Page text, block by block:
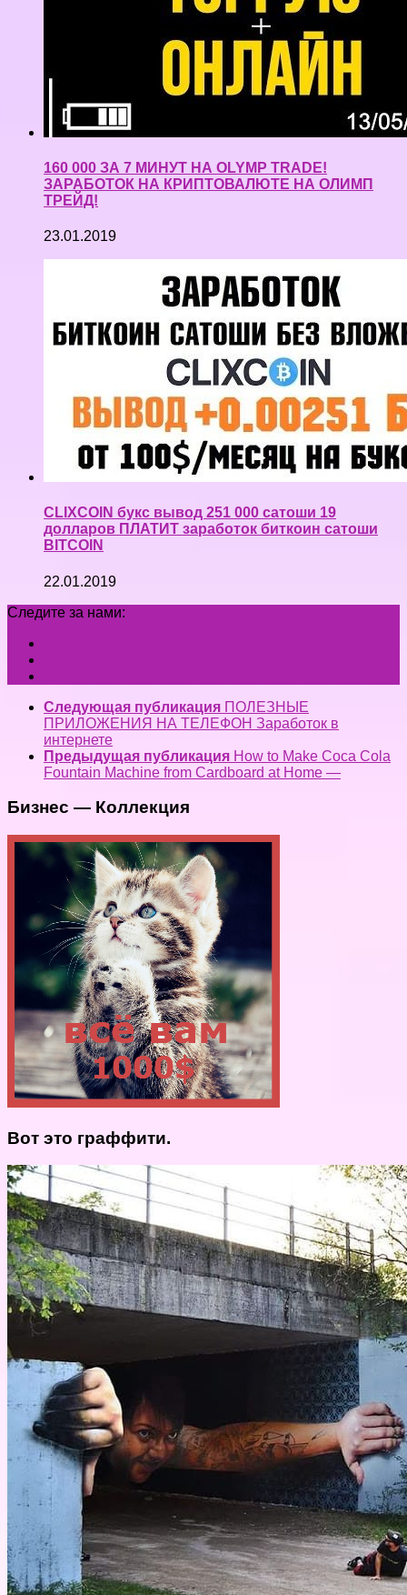
160 000 ЗА 7 МИНУТ НА OLYMP TRADE!
ЗАРАБОТОК НА КРИПТОВАЛЮТЕ НА ОЛИМП
ТРЕЙД!
23.01.2019
CLIXCOIN букс вывод 251 000 сатоши 19
долларов ПЛАТИТ заработок биткоин сатоши
BITCOIN
22.01.2019
Следите за нами:
Следующая публикация ПОЛЕЗНЫЕ
ПРИЛОЖЕНИЯ НА ТЕЛЕФОН Заработок в
интернете
Предыдущая публикация How to Make Coca Cola
Fountain Machine from Cardboard at Home —
Бизнес — Коллекция
Вот это граффити.